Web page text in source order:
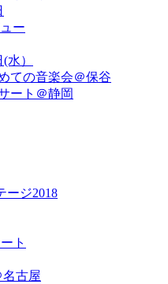
ー
水）
ての音楽会＠保谷
ート＠静岡
ージ2018
ト
古屋